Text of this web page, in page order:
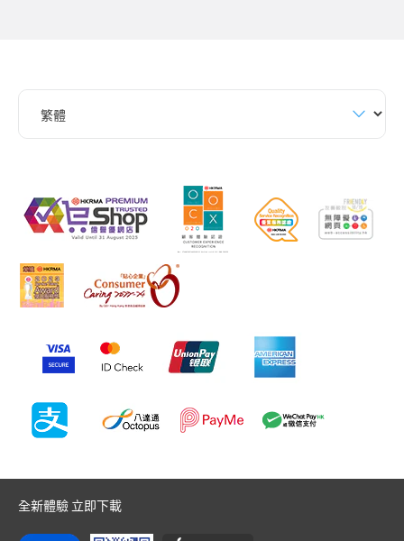
全新體驗 立即下載